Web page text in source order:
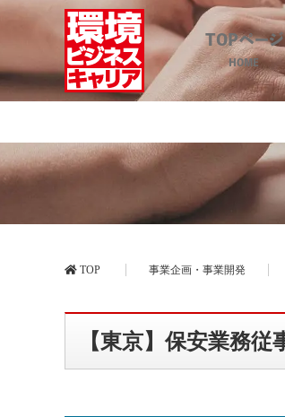
TOPページ
HOME
TOP 事業企画・事業開発
【東京】保安業務